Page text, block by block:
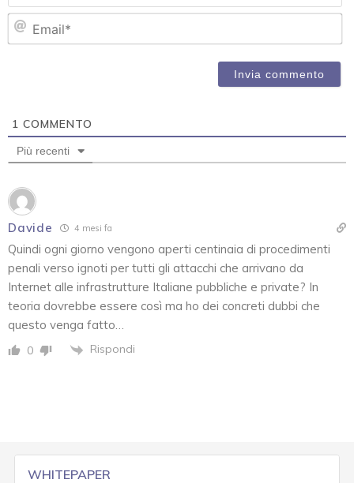
1 COMMENTO
Più recenti
Davide 4 mesi fa
Quindi ogni giorno vengono aperti centinaia di procedimenti
penali verso ignoti per tutti gli attacchi che arrivano da
Internet alle infrastrutture Italiane pubbliche e private? In
teoria dovrebbe essere così ma ho dei concreti dubbi che
questo venga fatto…
0 Rispondi
WHITEPAPER